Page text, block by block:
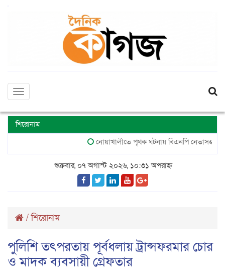
Toggle
শিরোনাম
নোয়াখালীতে পৃথক ঘটনায় বিএনপি নেতাসহ
শুক্রবার, ০৭ অগাস্ট ২০২৬, ১০:৩১ অপরাহ্ন
/শিরোনাম
পুলিশি তৎপরতায় পূর্বধলায় ট্রান্সফরমার চোর
ও মাদক ব্যবসায়ী গ্রেফতার